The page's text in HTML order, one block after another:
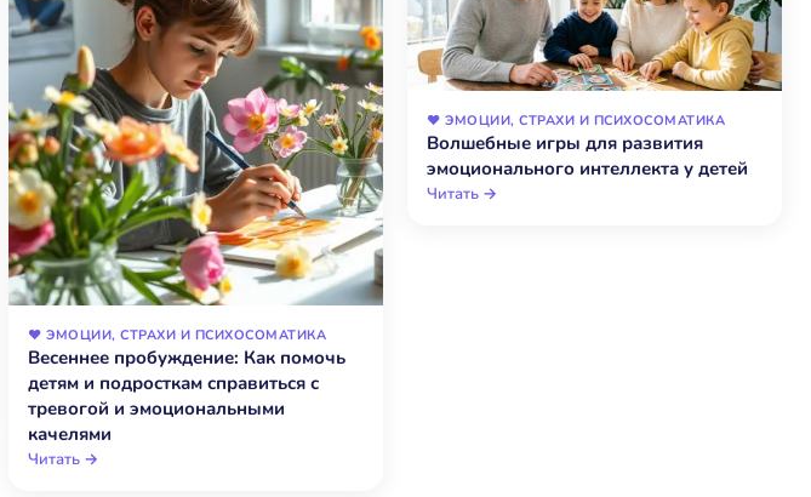
❤️ ЭМОЦИИ, СТРАХИ И ПСИХОСОМАТИКА
Весеннее пробуждение: Как помочь
детям и подросткам справиться с
тревогой и эмоциональными
качелями
Читать →
❤️ ЭМОЦИИ, СТРАХИ И ПСИХОСОМАТИКА
Волшебные игры для развития
эмоционального интеллекта у детей
Читать →